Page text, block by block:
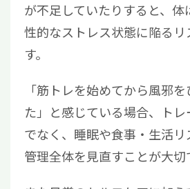
が不足していたりすると、
性的なストレス状態に陥るリ
す。
「筋トレを始めてから風邪
た」と感じている場合、ト
でなく、睡眠や食事・生活
管理全体を見直すことが大切